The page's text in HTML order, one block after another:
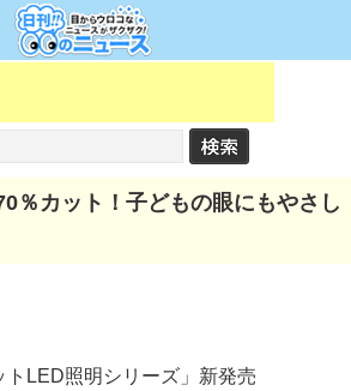
％カット！子どもの眼にもやさし
トLED照明シリーズ」新発売